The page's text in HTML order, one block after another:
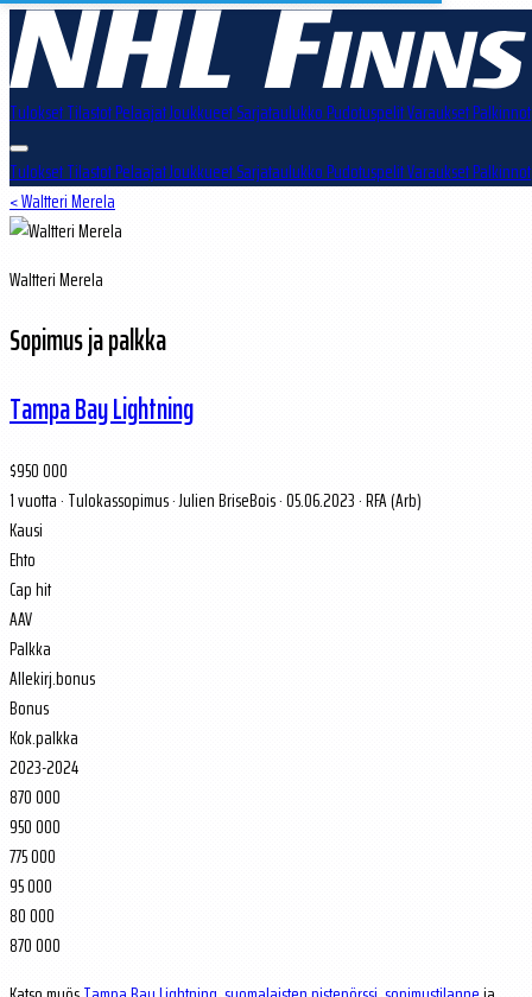
TuloksetTilastotPelaajatJoukkueetSarjataulukkoPudotuspelitVarauksetPalkinnot
TuloksetTilastotPelaajatJoukkueetSarjataulukkoPudotuspelitVarauksetPalkinnot
< Waltteri Merela
Waltteri Merela
Sopimus ja palkka
Tampa Bay Lightning
$950 000
1 vuotta· Tulokassopimus·Julien BriseBois · 05.06.2023·RFA (Arb)
Kausi
Ehto
Cap hit
AAV
Palkka
Allekirj.bonus
Bonus
Kok.palkka
2023-2024
870 000
950 000
775 000
95 000
80 000
870 000